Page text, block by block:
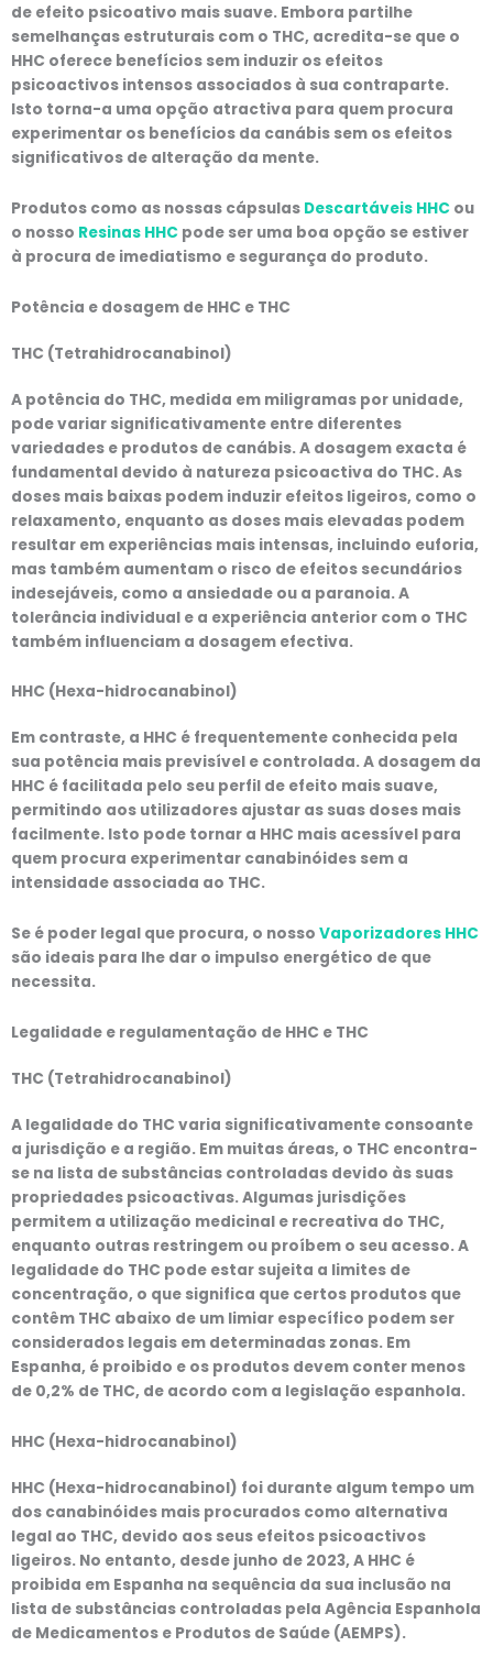
de efeito psicoativo mais suave. Embora partilhe
semelhanças estruturais com o THC, acredita-se que o
HHC oferece benefícios sem induzir os efeitos
psicoactivos intensos associados à sua contraparte.
Isto torna-a uma opção atractiva para quem procura
experimentar os benefícios da canábis sem os efeitos
significativos de alteração da mente.
Produtos como as nossas cápsulas Descartáveis HHC ou
o nosso Resinas HHC pode ser uma boa opção se estiver
à procura de imediatismo e segurança do produto.
Potência e dosagem de HHC e THC
THC (Tetrahidrocanabinol)
A potência do THC, medida em miligramas por unidade,
pode variar significativamente entre diferentes
variedades e produtos de canábis. A dosagem exacta é
fundamental devido à natureza psicoactiva do THC. As
doses mais baixas podem induzir efeitos ligeiros, como o
relaxamento, enquanto as doses mais elevadas podem
resultar em experiências mais intensas, incluindo euforia,
mas também aumentam o risco de efeitos secundários
indesejáveis, como a ansiedade ou a paranoia. A
tolerância individual e a experiência anterior com o THC
também influenciam a dosagem efectiva.
HHC (Hexa-hidrocanabinol)
Em contraste, a HHC é frequentemente conhecida pela
sua potência mais previsível e controlada. A dosagem da
HHC é facilitada pelo seu perfil de efeito mais suave,
permitindo aos utilizadores ajustar as suas doses mais
facilmente. Isto pode tornar a HHC mais acessível para
quem procura experimentar canabinóides sem a
intensidade associada ao THC.
Se é poder legal que procura, o nosso Vaporizadores HHC
são ideais para lhe dar o impulso energético de que
necessita.
Legalidade e regulamentação de HHC e THC
THC (Tetrahidrocanabinol)
A legalidade do THC varia significativamente consoante
a jurisdição e a região. Em muitas áreas, o THC encontra-
se na lista de substâncias controladas devido às suas
propriedades psicoactivas. Algumas jurisdições
permitem a utilização medicinal e recreativa do THC,
enquanto outras restringem ou proíbem o seu acesso. A
legalidade do THC pode estar sujeita a limites de
concentração, o que significa que certos produtos que
contêm THC abaixo de um limiar específico podem ser
considerados legais em determinadas zonas. Em
Espanha, é proibido e os produtos devem conter menos
de 0,2% de THC, de acordo com a legislação espanhola.
HHC (Hexa-hidrocanabinol)
HHC (Hexa-hidrocanabinol) foi durante algum tempo um
dos canabinóides mais procurados como alternativa
legal ao THC, devido aos seus efeitos psicoactivos
ligeiros. No entanto, desde junho de 2023, A HHC é
proibida em Espanha na sequência da sua inclusão na
lista de substâncias controladas pela Agência Espanhola
de Medicamentos e Produtos de Saúde (AEMPS).